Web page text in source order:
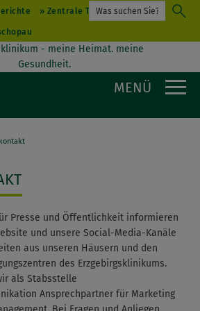
Zentrale Terminvergabe
MENÜ
Presse und Öffentlichkeit informieren
und unsere Social-Media-Kanäle
aus unseren Häusern und den
des Erzgebirgsklinikums.
als Stabsstelle
Ansprechpartner für Marketing